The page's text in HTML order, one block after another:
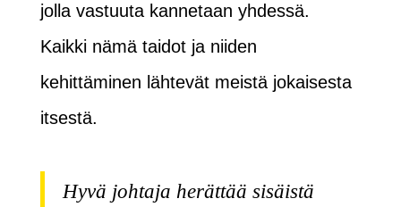
jolla vastuuta kannetaan yhdessä.
Kaikki nämä taidot ja niiden
kehittäminen lähtevät meistä jokaisesta
itsestä.
Hyvä johtaja herättää sisäistä